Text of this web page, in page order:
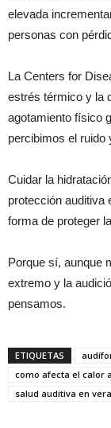
elevada
personas con
La Centers for
estrés térmico y la
agotamiento físico
percibimos el ruido
Cuidar la
protección auditiva
forma de proteger
Porque sí, aunque
extremo y la
pensamos.
ETIQUETAS
como afecta el calor
salud auditiva en